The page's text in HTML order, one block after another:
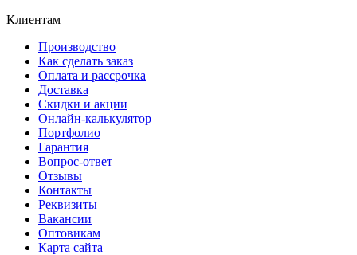
Клиентам
Производство
Как сделать заказ
Оплата и рассрочка
Доставка
Скидки и акции
Онлайн-калькулятор
Портфолио
Гарантия
Вопрос-ответ
Отзывы
Контакты
Реквизиты
Вакансии
Оптовикам
Карта сайта